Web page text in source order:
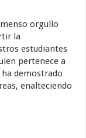
orgullo
la
estudiantes
pertenece a
ha demostrado
enalteciendo